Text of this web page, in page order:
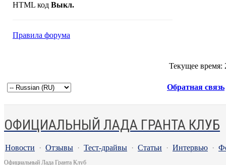
HTML код Выкл.
Правила форума
Текущее время:
Обратная связь
ОФИЦИАЛЬНЫЙ ЛАДА ГРАНТА КЛУБ
Новости · Отзывы · Тест-драйвы · Статьи · Интервью ·
Официальный Лада Гранта Клуб